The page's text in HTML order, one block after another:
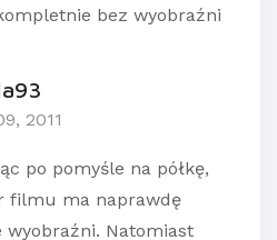
bez wyobraźni
2011
po pomyśle na półkę,
filmu ma naprawdę
wyobraźni. Natomiast